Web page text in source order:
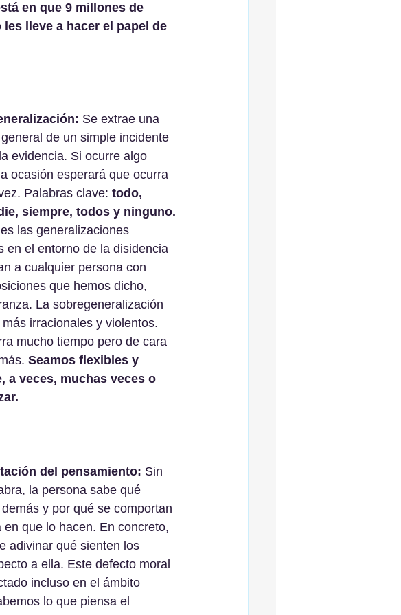
en que 9 millones de
lleve a hacer el papel de
Se extrae una
de un simple incidente
evidencia. Si ocurre algo
ocasión esperará que ocurra
Palabras clave: todo,
siempre, todos y ninguno.
las generalizaciones
en el entorno de la disidencia
a cualquier persona con
que hemos dicho,
La sobregeneralización
irracionales y violentos.
mucho tiempo pero de cara
Seamos flexibles y
a veces, muchas veces o
del pensamiento: Sin
la persona sabe qué
y por qué se comportan
en que lo hacen. En concreto,
adivinar qué sienten los
a ella. Este defecto moral
incluso en el ámbito
lo que piensa el